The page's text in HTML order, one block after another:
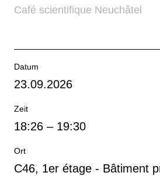
Café scientifique Neuchâtel
Datum
23.09.2026
Zeit
18:26 – 19:30
Ort
C46, 1er étage - Bâtiment